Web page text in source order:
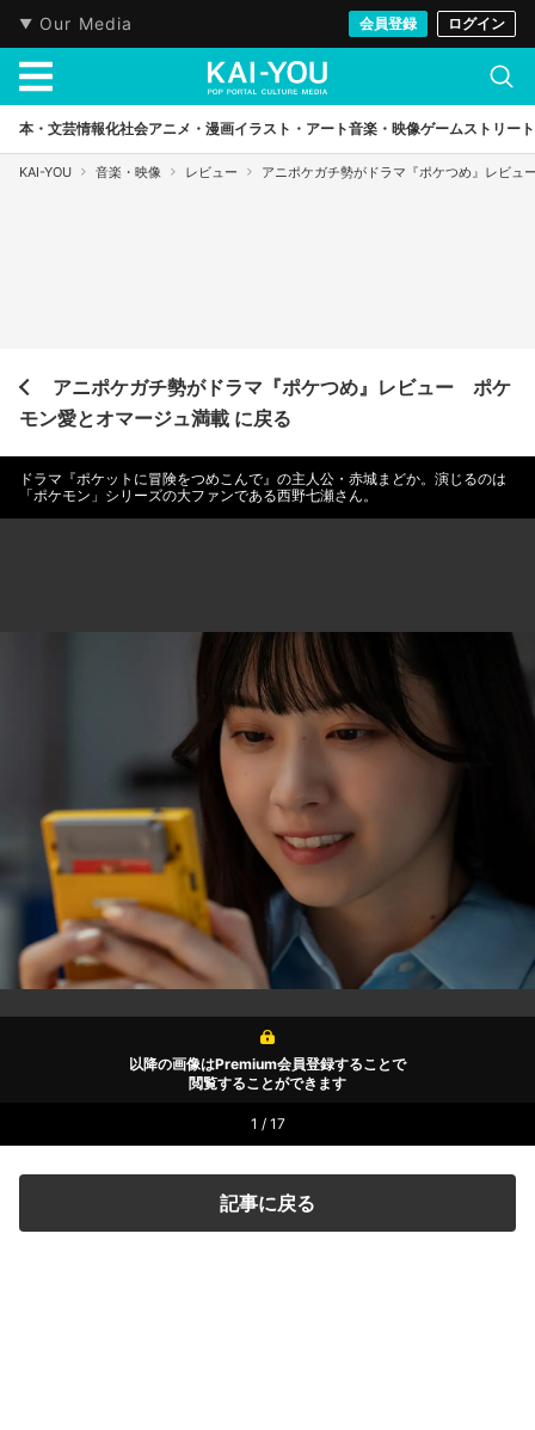
Our Media 会員登録 ログイン
本・文芸情報化社会アニメ・漫画イラスト・アート音楽・映像ゲームストリート
KAI-YOU 音楽・映像 レビュー アニポケガチ勢がドラマ『ポケつめ』レビ
アニポケガチ勢がドラマ『ポケつめ』レビュー ポケ
モン愛とオマージュ満載 に戻る
ドラマ『ポケットに冒険をつめこんで』の主人公・赤城まどか。演じるのは
「ポケモン」シリーズの大ファンである西野七瀬さん。
以降の画像はPremium会員登録することで
閲覧することができます
1 / 17
記事に戻る